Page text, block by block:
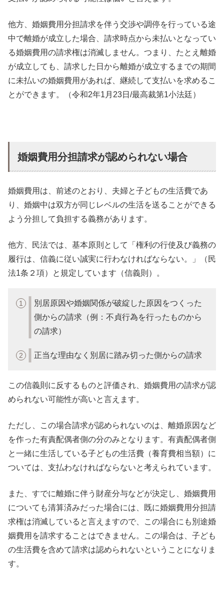
他方、婚姻費用分担請求を伴う交渉や調停を行っている途
中で離婚が成立した場合、請求時点から未払いとなってい
る婚姻費用の請求権は消滅しません。つまり、たとえ離婚
が成立しても、請求した日から離婚が成立するまでの期間
に未払いの婚姻費用があれば、継続して支払いを求めるこ
とができます。（令和2年1月23日/最高裁第1小法廷）
婚姻費用分担請求が認められない場合
婚姻費用は、前述のとおり、夫婦と子どもの生活費であ
り、婚姻中は双方が同じレベルの生活を送ることができる
よう分担して負担する義務があります。
他方、民法では、基本原則として「権利の行使及び義務の
履行は、信義に従い誠実に行わなければならない。」（民
法1条２項）と規定しています（信義則）。
別居原因や婚姻関係が破綻した原因をつくった
側からの請求（例：不貞行為を行ったものから
の請求）
正当な理由なく別居に踏み切った側からの請求
この信義則に反するものと評価され、婚姻費用の請求が認
められない可能性が高いと言えます。
ただし、この場合請求が認められないのは、離婚原因など
を作った有責配偶者側の分のみとなります。有責配偶者側
と一緒に生活している子どもの生活費（養育費相当額）に
ついては、支払わなければならないと考えられています。
また、すでに離婚に伴う財産分与などが決定し、婚姻費用
についても清算済みだった場合には、既に婚姻費用分担請
求権は消滅していると言えますので、この場合にも別途婚
姻費用を請求することはできません。この場合は、子ども
の生活費を含めて請求は認められないということになりま
す。